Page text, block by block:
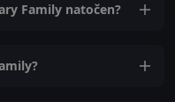
Family natočen?